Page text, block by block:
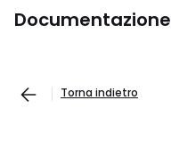
Documentazione
Torna indietro